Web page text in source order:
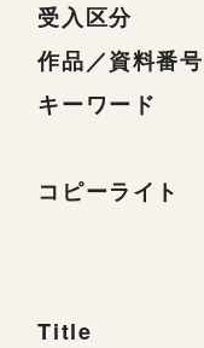
受入区分
作品／資料番号
キーワード
コピーライト
Title